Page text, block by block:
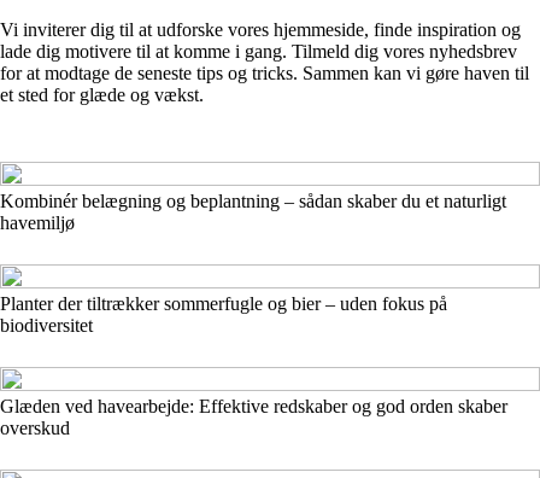
Vi inviterer dig til at udforske vores hjemmeside, finde inspiration og
lade dig motivere til at komme i gang. Tilmeld dig vores nyhedsbrev
for at modtage de seneste tips og tricks. Sammen kan vi gøre haven til
et sted for glæde og vækst.
Kombinér belægning og beplantning – sådan skaber du et naturligt
havemiljø
Planter der tiltrækker sommerfugle og bier – uden fokus på
biodiversitet
Glæden ved havearbejde: Effektive redskaber og god orden skaber
overskud